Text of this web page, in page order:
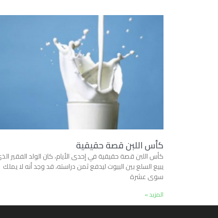
كأس اللبن قصة حقيقية
كأس اللبن قصة حقيقية في إحدى الأيام، كان الولد الفقير
يبيع السلع بين البيوت ليدفع ثمن دراسته، قد وجد أنه لا يملك
سوى عشرة
المزيد »